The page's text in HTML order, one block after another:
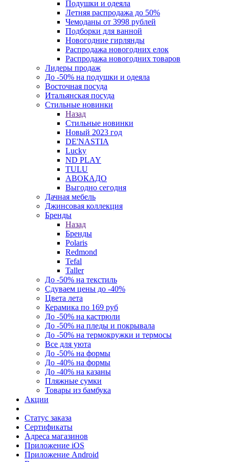
Подушки и одеяла
Летняя распродажа до 50%
Чемоданы от 3998 рублей
Подборки для ванной
Новогодние гирлянды
Распродажа новогодних елок
Распродажа новогодних товаров
Лидеры продаж
До -50% на подушки и одеяла
Восточная посуда
Итальянская посуда
Стильные новинки
Назад
Стильные новинки
Новый 2023 год
DE'NASTIA
Lucky
ND PLAY
TULU
АВОКАДО
Выгодно сегодня
Дачная мебель
Джинсовая коллекция
Бренды
Назад
Бренды
Polaris
Redmond
Tefal
Taller
До -50% на текстиль
Сдуваем цены до -40%
Цвета лета
Керамика по 169 руб
До -50% на кастрюли
До -50% на пледы и покрывала
До -50% на термокружки и термосы
Все для уюта
До -50% на формы
До -40% на формы
До -40% на казаны
Пляжные сумки
Товары из бамбука
Акции
Статус заказа
Сертификаты
Адреса магазинов
Приложение iOS
Приложение Android